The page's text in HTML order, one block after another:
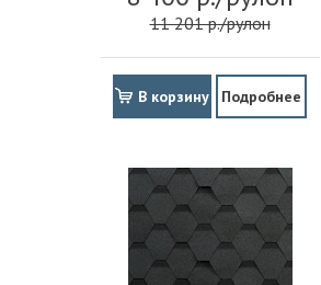
11 201 р./рулон
В корзину Подробнее